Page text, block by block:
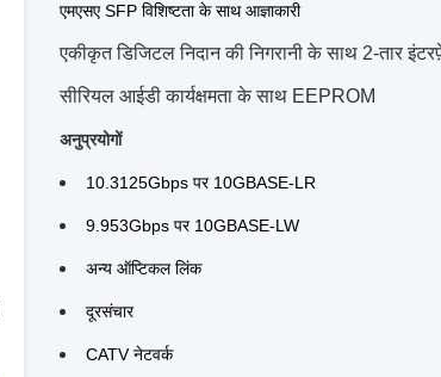
एमएसए SFP विशिष्टता के साथ आज्ञाकारी
एकीकृत डिजिटल निदान की निगरानी के साथ 2-तार
सीरियल आईडी कार्यक्षमता के साथ EEPROM
अनुप्रयोगों
10.3125Gbps पर 10GBASE-LR
9.953Gbps पर 10GBASE-LW
अन्य ऑप्टिकल लिंक
दूरसंचार
CATV नेटवर्क